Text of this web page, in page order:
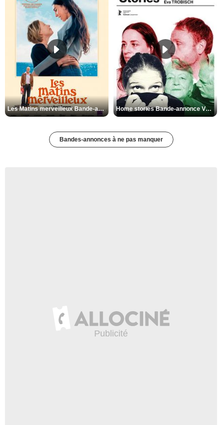
Les Matins merveilleux Bande-annonce VF Home stories Bande-annonce VO STFR
Bandes-annonces à ne pas manquer